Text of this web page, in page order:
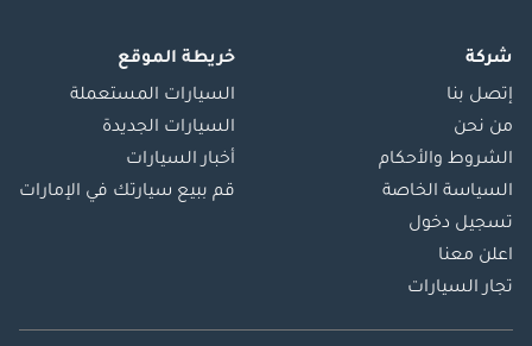
شركة
إتصل بنا
من نحن
الشروط والأحكام
السياسة الخاصة
تسجيل دخول
اعلن معنا
تجار السيارات
خريطة الموقع
السيارات المستعملة
السيارات الجديدة
أخبار السيارات
قم ببيع سيارتك في الإمارات